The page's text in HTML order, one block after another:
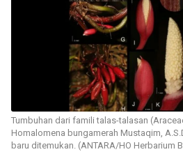
Tumbuhan dari famili talas-talasan
Homalomena bungamerah Mustaqim,
baru ditemukan. (ANTARA/HO Herbarium